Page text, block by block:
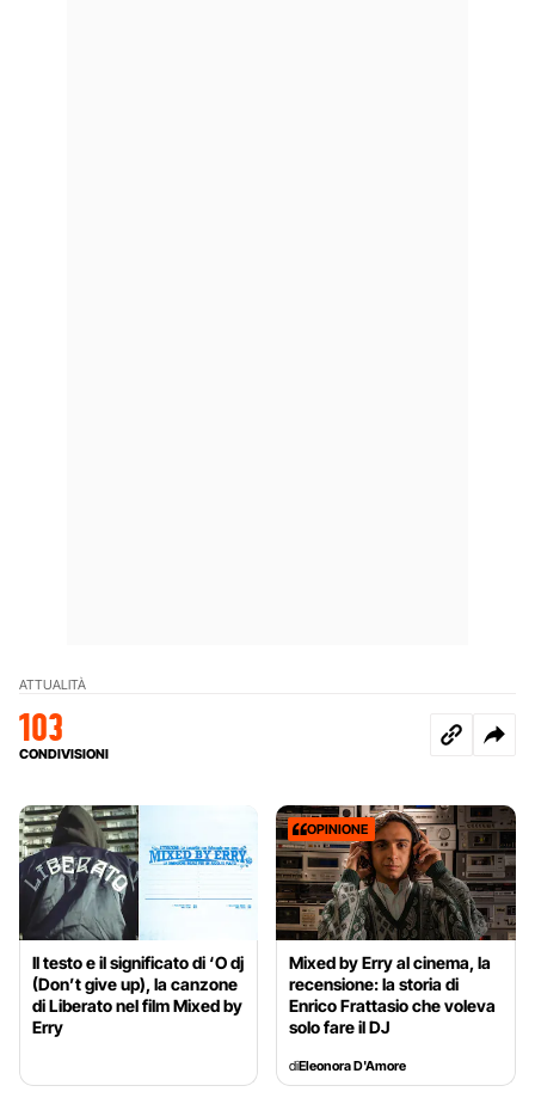
ATTUALITÀ
103
CONDIVISIONI
Il testo e il significato di ‘O dj
(Don’t give up), la canzone
di Liberato nel film Mixed by
Erry
OPINIONE
Mixed by Erry al cinema, la
recensione: la storia di
Enrico Frattasio che voleva
solo fare il DJ
diEleonora D'Amore